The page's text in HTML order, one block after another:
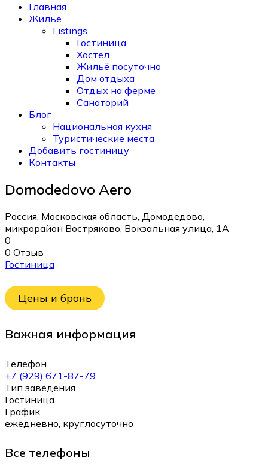
Главная
Жилье
Listings
Гостиница
Хостел
Жильё посуточно
Дом отдыха
Отдых на ферме
Санаторий
Блог
Национальная кухня
Туристические места
Добавить гостиницу
Контакты
Domodedovo Aero
Россия, Московская область, Домодедово,
микрорайон Востряково, Вокзальная улица, 1А
0
0 Отзыв
Гостиница
Цены и бронь
Важная информация
Телефон
+7 (929) 671-87-79
Тип заведения
Гостиница
График
ежедневно, круглосуточно
Все телефоны